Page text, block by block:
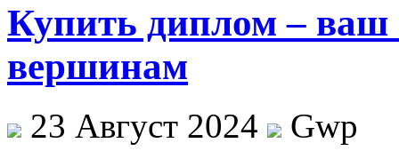
Купить диплом –
вершинам
23 Август 2024
Gwp